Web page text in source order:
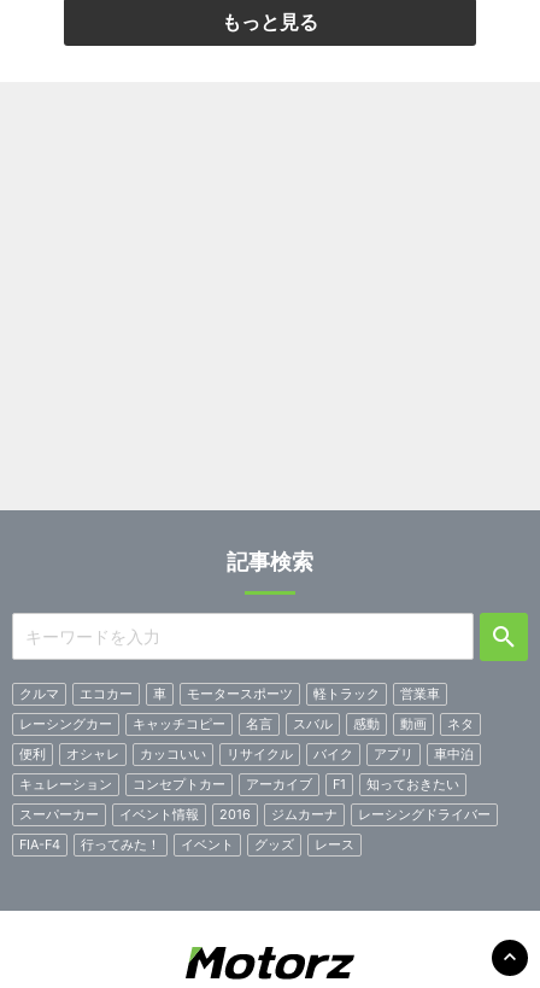
もっと見る
記事検索
クルマ エコカー 車 モータースポーツ 軽トラック
営業車
レーシングカー
キャッチコピー 名言 スバル 感動 動画
ネタ
便利
オシャレ カッコいい リサイクル バイク アプリ
車中泊
キュレーション
コンセプトカー アーカイブ F1
知っておきたい
スーパーカー
イベント情報 2016 ジムカーナ
レーシングドライバー
FIA-F4
行ってみた！ イベント グッズ レース